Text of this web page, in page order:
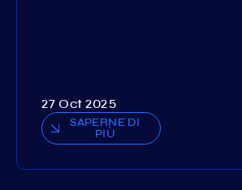
27 Oct 2025
SAPERNE DI
PIÙ